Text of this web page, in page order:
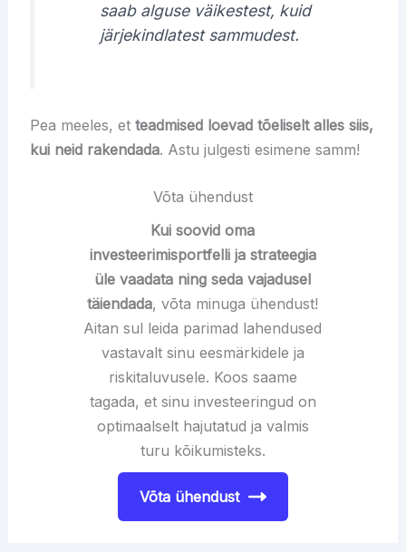
saab alguse väikestest, kuid
järjekindlatest sammudest.
Pea meeles, et teadmised loevad tõeliselt alles siis,
kui neid rakendada. Astu julgesti esimene samm!
Võta ühendust
Kui soovid oma
investeerimisportfelli ja strateegia
üle vaadata ning seda vajadusel
täiendada, võta minuga ühendust!
Aitan sul leida parimad lahendused
vastavalt sinu eesmärkidele ja
riskitaluvusele. Koos saame
tagada, et sinu investeeringud on
optimaalselt hajutatud ja valmis
turu kõikumisteks.
Võta ühendust